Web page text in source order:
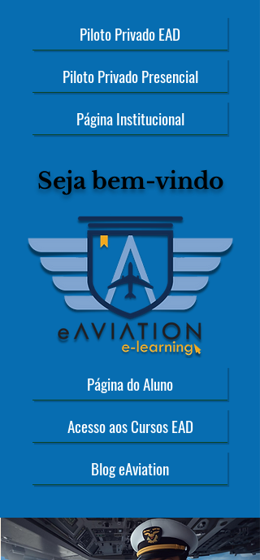
Piloto Privado EAD
Piloto Privado Presencial
Página Institucional
Seja bem-vindo
Página do Aluno
Acesso aos Cursos EAD
Blog eAviation